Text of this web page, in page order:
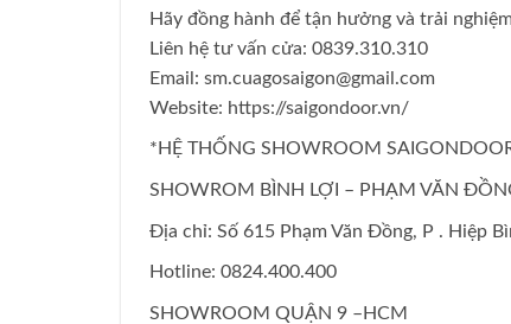
Hãy đồng hành để tận hưởng và trải
Liên hệ tư vấn cửa: 0839.310.310
Email: sm.cuagosaigon@gmail.com
Website: https://saigondoor.vn/
*HỆ THỐNG SHOWROOM
SHOWROM BÌNH LỢI – PHẠM VĂN
Địa chỉ: Số 615 Phạm Văn Đồng, P . Hiệp
Hotline: 0824.400.400
SHOWROOM QUẬN 9 –HCM